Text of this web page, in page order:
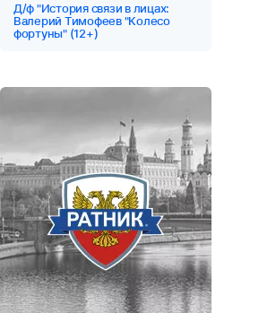
Д/ф "История связи в лицах:
Валерий Тимофеев "Колесо
фортуны" (12+)